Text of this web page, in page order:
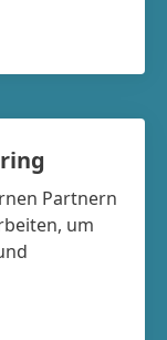
Partnern
um